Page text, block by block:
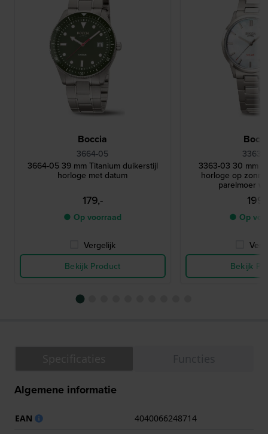
Boccia
3664-05
3664-05 39 mm Titanium duikerstijl
horloge met datum
179,-
● Op voorraad
Vergelijk
Bekijk Product
3363-
3363-03 30 mm
horloge op
parelmoer
● Op
Bekijk
Algemene informatie
EAN
4040066248714